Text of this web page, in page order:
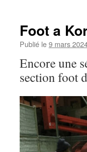
Foot a
Publié le9 mars
Encore une
section foot